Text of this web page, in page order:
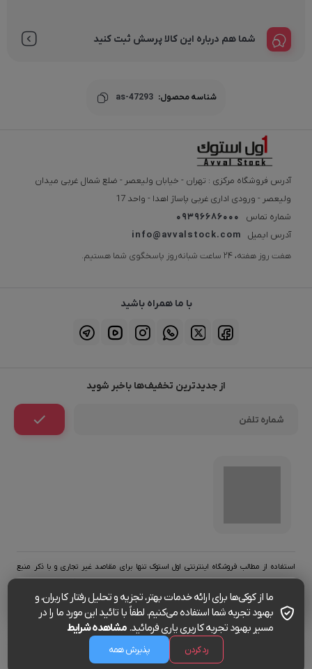
65,000,000
شما هم درباره این کالا پرسش ثبت کنید
شناسه محصول: as-47293
خانه
0
دسته بندی
آدرس فروشگاه مرکزی : تهران - خیابان ولیعصر - ضلع شمال غربی میدان
ولیعصر - ورودی اداری غربی پاساژ اهدا - واحد 17
شماره تماس
09396686000
آدرس ایمیل
info@avvalstock.com
هفت روز هفته، ۲۴ ساعت شبانه‌روز پاسخگوی شما هستیم.
با ما همراه باشید
از جدیدترین تخفیف‌ها باخبر شوید
استفاده از مطالب فروشگاه اینترنتی اول استوک تنها برای مقاصد غیر تجاری و با ذکر منبع
استوک) می‌باشد.
ما از کوکی‌ها برای ارائه خدمات بهتر، تجزیه و تحلیل رفتار کاربران، و
بهبود تجربه شما استفاده می‌کنیم. لطفاً با تائید این مورد ما را در
مسیر بهبود تجربه کاربری یاری فرمائید.مشاهده شرایط
رد کردن پذیرش همه